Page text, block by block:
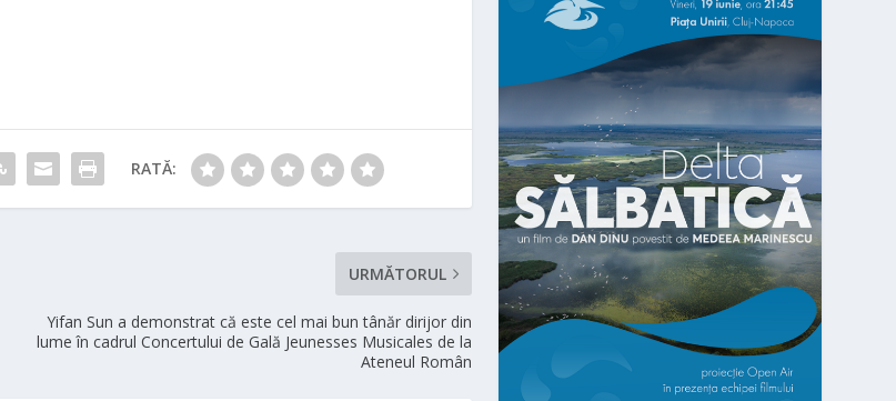
RATĂ:
URMĂTORUL
Yifan Sun a demonstrat că este cel mai bun tânăr dirijor din
lume în cadrul Concertului de Gală Jeunesses Musicales de la
Ateneul Român